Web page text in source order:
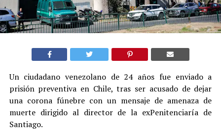
Un ciudadano venezolano de 24 años fue enviado a
prisión preventiva en Chile, tras ser acusado de dejar
una corona fúnebre con un mensaje de amenaza de
muerte dirigido al director de la exPenitenciaría de
Santiago.